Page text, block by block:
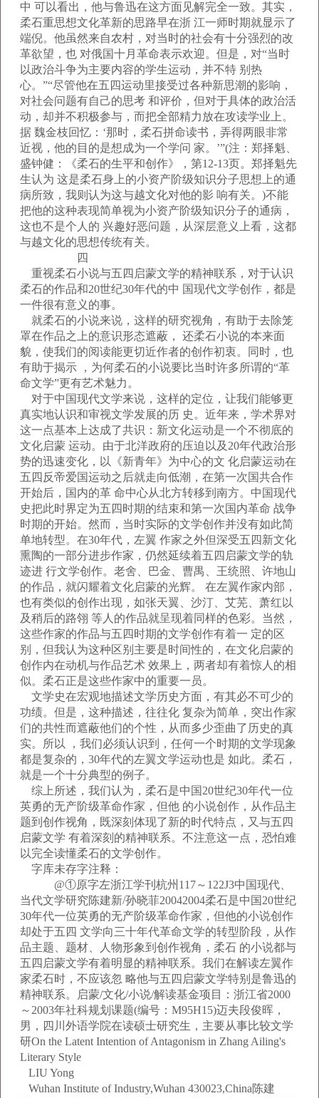
中 可以看出，他与鲁迅在这方面见解完全一致。其实，
柔石重思想文化革新的思路早在浙 江一师时期就显示了
端倪。他虽然来自农村，对当时的社会有十分强烈的改
革欲望，也 对俄国十月革命表示欢迎。但是，对“当时
以政治斗争为主要内容的学生运动，并不特 别热
心。”“尽管他在五四运动里接受过各种新思潮的影响，
对社会问题有自己的思考 和评价，但对于具体的政治活
动，却并不积极参与，而把全部精力放在攻读学业上。
据 魏金枝回忆：‘那时，柔石拼命读书，弄得两眼非常
近视，他的目的是想成为一个学问 家。’”(注：郑择魁、
盛钟健：《柔石的生平和创作》，第12-13页。郑择魁先
生认为 这是柔石身上的小资产阶级知识分子思想上的通
病所致，我则认为这与越文化对他的影 响有关。)不能
把他的这种表现简单视为小资产阶级知识分子的通病，
这也不是个人的 兴趣好恶问题，从深层意义上看，这都
与越文化的思想传统有关。
四
重视柔石小说与五四启蒙文学的精神联系，对于认识
柔石的作品和20世纪30年代的中 国现代文学创作，都是
一件很有意义的事。
就柔石的小说来说，这样的研究视角，有助于去除笼
罩在作品之上的意识形态遮蔽， 还柔石小说的本来面
貌，使我们的阅读能更切近作者的创作初衷。同时，也
有助于揭示 ，为何柔石的小说要比当时许多所谓的“革
命文学”更有艺术魅力。
对于中国现代文学来说，这样的定位，让我们能够更
真实地认识和审视文学发展的历 史。近年来，学术界对
这一点基本上达成了共识：新文化运动是一个不彻底的
文化启蒙 运动。由于北洋政府的压迫以及20年代政治形
势的迅速变化，以《新青年》为中心的文 化启蒙运动在
五四反帝爱国运动之后就走向低潮，在第一次国共合作
开始后，国内的革 命中心从北方转移到南方。中国现代
史把此时界定为五四时期的结束和第一次国内革命 战争
时期的开始。然而，当时实际的文学创作并没有如此简
单地转型。在30年代，左翼 作家之外但深受五四新文化
熏陶的一部分进步作家，仍然延续着五四启蒙文学的轨
迹进 行文学创作。老舍、巴金、曹禺、王统照、许地山
的作品，就闪耀着文化启蒙的光辉。 在左翼作家内部，
也有类似的创作出现，如张天翼、沙汀、艾芜、萧红以
及稍后的路翎 等人的作品就呈现着同样的色彩。当然，
这些作家的作品与五四时期的文学创作有着一 定的区
别，但我认为这种区别主要是时间性的，在文化启蒙的
创作内在动机与作品艺术 效果上，两者却有着惊人的相
似。柔石正是这些作家中的重要一员。
文学史在宏观地描述文学历史方面，有其必不可少的
功绩。但是，这种描述，往往化 复杂为简单，突出作家
们的共性而遮蔽他们的个性，从而多少歪曲了历史的真
实。所以 ，我们必须认识到，任何一个时期的文学现象
都是复杂的，30年代的左翼文学运动也是 如此。柔石，
就是一个十分典型的例子。
综上所述，我们认为，柔石是中国20世纪30年代一位
英勇的无产阶级革命作家，但他 的小说创作，从作品主
题到创作视角，既深刻体现了新的时代特点，又与五四
启蒙文学 有着深刻的精神联系。不注意这一点，恐怕难
以完全读懂柔石的文学创作。
字库未存字注释：
@①原字左浙江学刊杭州117～122J3中国现代、
当代文学研究陈建新/孙晓菲20042004柔石是中国20世纪
30年代一位英勇的无产阶级革命作家，但他的小说创作
却处于五四 文学向三十年代革命文学的转型阶段，从作
品主题、题材、人物形象到创作视角，柔石 的小说都与
五四启蒙文学有着明显的精神联系。我们在解读左翼作
家柔石时，不应该忽 略他与五四启蒙文学特别是鲁迅的
精神联系。启蒙/文化/小说/解读基金项目：浙江省2000
～2003年社科规划课题(编号：M95H15)迈夫段俊晖，
男，四川外语学院在读硕士研究生，主要从事比较文学
研On the Latent Intention of Antagonism in Zhang Ailing's
Literary Style
LIU Yong
Wuhan Institute of Industry,Wuhan 430023,China陈建